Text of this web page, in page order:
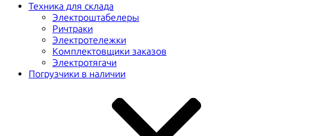
Техника для склада
Электроштабелеры
Ричтраки
Электротележки
Комплектовщики заказов
Электротягачи
Погрузчики в наличии